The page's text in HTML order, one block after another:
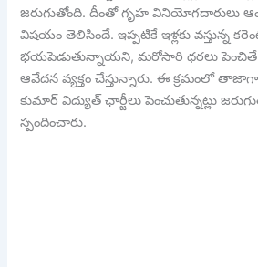
జ‌రుగుతోంది. దీంతో గృహ వినియోగ‌దారులు
విష‌యం తెలిసిందే. ఇప్ప‌టికే ఇళ్ల‌కు వ‌స్తున్న
భ‌య‌పెడుతున్నాయ‌ని, మ‌రోసారి ధ‌ర‌లు
ఆవేద‌న వ్య‌క్తం చేస్తున్నారు. ఈ క్ర‌మంలో
కుమార్ విద్యుత్ ఛార్జీలు పెంచుతున్న‌ట్లు
స్పందించారు.